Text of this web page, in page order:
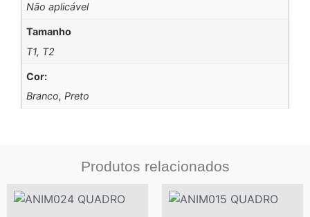
Não aplicável
Tamanho
T1, T2
Cor:
Branco, Preto
Produtos relacionados